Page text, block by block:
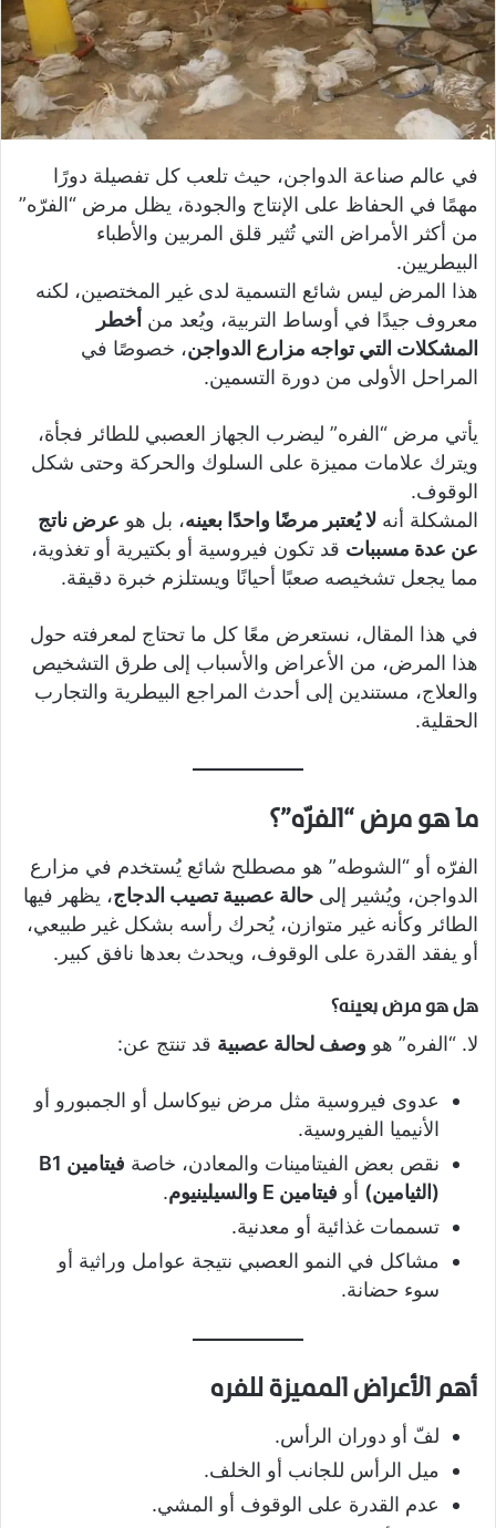
في عالم صناعة الدواجن، حيث تلعب كل تفصيلة دورًا
مهمًا في الحفاظ على الإنتاج والجودة، يظل مرض “الفرّه”
من أكثر الأمراض التي تُثير قلق المربين والأطباء
البيطريين.
هذا المرض ليس شائع التسمية لدى غير المختصين، لكنه
معروف جيدًا في أوساط التربية، ويُعد من أخطر
المشكلات التي تواجه مزارع الدواجن، خصوصًا في
المراحل الأولى من دورة التسمين.
يأتي مرض “الفره” ليضرب الجهاز العصبي للطائر فجأة،
ويترك علامات مميزة على السلوك والحركة وحتى شكل
الوقوف.
المشكلة أنه لا يُعتبر مرضًا واحدًا بعينه، بل هو عرض ناتج
عن عدة مسببات قد تكون فيروسية أو بكتيرية أو تغذوية،
مما يجعل تشخيصه صعبًا أحيانًا ويستلزم خبرة دقيقة.
في هذا المقال، نستعرض معًا كل ما تحتاج لمعرفته حول
هذا المرض، من الأعراض والأسباب إلى طرق التشخيص
والعلاج، مستندين إلى أحدث المراجع البيطرية والتجارب
الحقلية.
ما هو مرض “الفرّه”؟
الفرّه أو “الشوطه” هو مصطلح شائع يُستخدم في مزارع
الدواجن، ويُشير إلى حالة عصبية تصيب الدجاج، يظهر فيها
الطائر وكأنه غير متوازن، يُحرك رأسه بشكل غير طبيعي،
أو يفقد القدرة على الوقوف، ويحدث بعدها نافق كبير.
هل هو مرض بعينه؟
لا. “الفره” هو وصف لحالة عصبية قد تنتج عن:
عدوى فيروسية مثل مرض نيوكاسل أو الجمبورو أو
الأنيميا الفيروسية.
نقص بعض الفيتامينات والمعادن، خاصة
فيتامين B1
(الثيامين) أو فيتامين E والسيلينيوم
.
تسممات غذائية أو معدنية.
مشاكل في النمو العصبي نتيجة عوامل وراثية أو
سوء حضانة.
أهم الأعراض المميزة للفره
لفّ أو دوران الرأس.
ميل الرأس للجانب أو الخلف.
عدم القدرة على الوقوف أو المشي.